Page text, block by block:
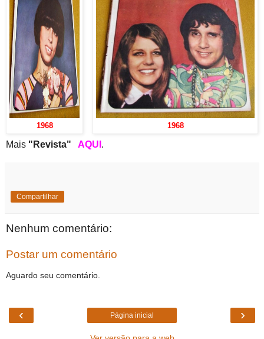
1968
1968
Mais "Revista" AQUI .
Compartilhar
Nenhum comentário:
Postar um comentário
Aguardo seu comentário.
‹ ›
Página inicial